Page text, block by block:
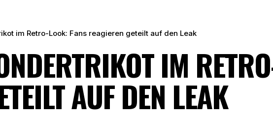
im Retro-Look: Fans reagieren geteilt auf den Leak
IM
AUF DEN LEAK